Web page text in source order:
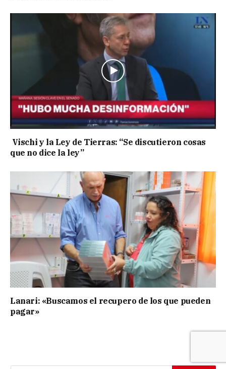
Vischi y la Ley de Tierras: “Se discutieron cosas
que no dice la ley”
Lanari: «Buscamos el recupero de los que pueden
pagar»